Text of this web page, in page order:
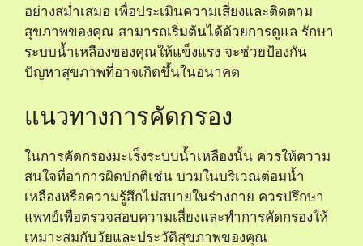
อย่างสม่ำเสมอ เพื่อประเมินความเสี่ยงและติดตาม
สุขภาพของคุณ สามารถเริ่มต้นได้ด้วยการดูแล รักษา
ระบบน้ำเหลืองของคุณให้แข็งแรง จะช่วยป้องกัน
ปัญหาสุขภาพที่อาจเกิดขึ้นในอนาคต
แนวทางการคัดกรอง
ในการคัดกรองมะเร็งระบบน้ำเหลืองนั้น ควรให้ความ
สนใจที่อาการผิดปกติเช่น บวมในบริเวณต่อมน้ำ
เหลืองหรือความรู้สึกไม่สบายในร่างกาย ควรปรึกษา
แพทย์เพื่อตรวจสอบความเสี่ยงและทำการคัดกรองให้
เหมาะสมกับวัยและประวัติสุขภาพของคุณ